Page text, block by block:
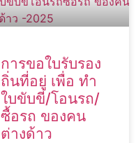
การขอใบรับรอง
ถิ่นที่อยู่ เพื่อ ทำ
ใบขับขี่/โอนรถ/
ซื้อรถ ของคน
ต่างด้าว